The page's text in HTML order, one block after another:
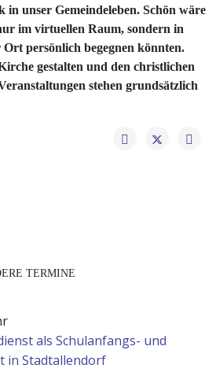
in unser Gemeindeleben. Schön wäre
im virtuellen Raum, sondern in
persönlich begegnen könnten.
gestalten und den christlichen
stehen grundsätzlich
TERMINE
als Schulanfangs- und
in Stadtallendorf